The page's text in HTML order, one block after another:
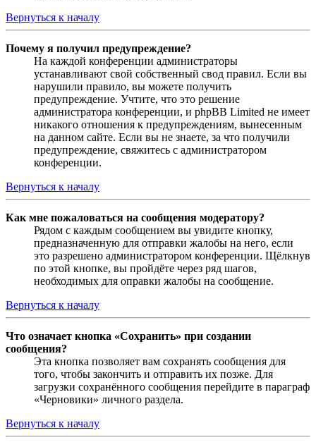
Вернуться к началу
Почему я получил предупреждение?
На каждой конференции администраторы
устанавливают свой собственный свод правил. Если вы
нарушили правило, вы можете получить
предупреждение. Учтите, что это решение
администратора конференции, и phpBB Limited не имеет
никакого отношения к предупреждениям, вынесенным
на данном сайте. Если вы не знаете, за что получили
предупреждение, свяжитесь с администратором
конференции.
Вернуться к началу
Как мне пожаловаться на сообщения модератору?
Рядом с каждым сообщением вы увидите кнопку,
предназначенную для отправки жалобы на него, если
это разрешено администратором конференции. Щёлкнув
по этой кнопке, вы пройдёте через ряд шагов,
необходимых для оправки жалобы на сообщение.
Вернуться к началу
Что означает кнопка «Сохранить» при создании
сообщения?
Эта кнопка позволяет вам сохранять сообщения для
того, чтобы закончить и отправить их позже. Для
загрузки сохранённого сообщения перейдите в параграф
«Черновики» личного раздела.
Вернуться к началу